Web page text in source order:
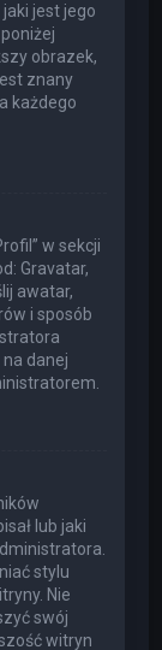
jest jego
obrazek,
znany
każdego
w sekcji
Gravatar,
awatar,
i sposób
danej
lub jaki
stylu
Nie
swój
witryn